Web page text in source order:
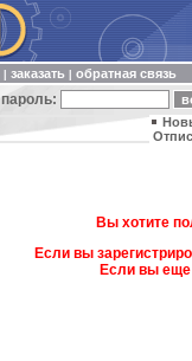
заказать обратная связь
пароль:
Вы хотите
Если вы
Если вы еще